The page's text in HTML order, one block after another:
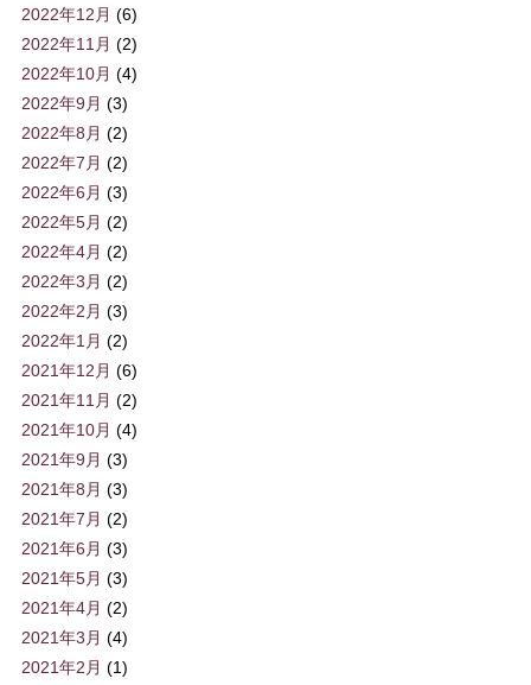
2022年12月 (6)
2022年11月 (2)
2022年10月 (4)
2022年9月 (3)
2022年8月 (2)
2022年7月 (2)
2022年6月 (3)
2022年5月 (2)
2022年4月 (2)
2022年3月 (2)
2022年2月 (3)
2022年1月 (2)
2021年12月 (6)
2021年11月 (2)
2021年10月 (4)
2021年9月 (3)
2021年8月 (3)
2021年7月 (2)
2021年6月 (3)
2021年5月 (3)
2021年4月 (2)
2021年3月 (4)
2021年2月 (1)